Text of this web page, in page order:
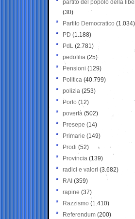
partito del popolo della
(30)
Partito Democratico (1.034)
PD (1.188)
PdL (2.781)
pedofilia (25)
Pensioni (129)
Politica (40.799)
polizia (253)
Porto (12)
povertà (502)
Presepe (14)
Primarie (149)
Prodi (52)
Provincia (139)
radici e valori (3.682)
RAI (359)
rapine (37)
Razzismo (1.410)
Referendum (200)